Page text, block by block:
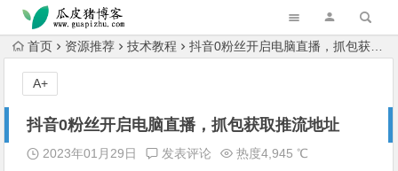
跳转到主内容
首页 资源推荐 技术教程 抖音0粉丝开启电脑直播，抓包获取推流地址
抖音0粉丝开启电脑直播，抓包获取推流地址
2023年01月29日 发表评论 热度4,945 ℃
A+